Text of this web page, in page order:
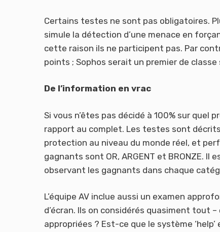
Certains testes ne sont pas obligatoires.
simule la détection d’une menace en
cette raison ils ne participent pas. Par
points ; Sophos serait un premier de classe
De l’information en vrac
Si vous n’êtes pas décidé à 100% sur quel
rapport au complet. Les testes sont
protection au niveau du monde réel, et
gagnants sont OR, ARGENT et BRONZE.
observant les gagnants dans chaque
L’équipe AV inclue aussi un examen
d’écran. Ils on considérés quasiment tout
appropriées ? Est-ce que le système